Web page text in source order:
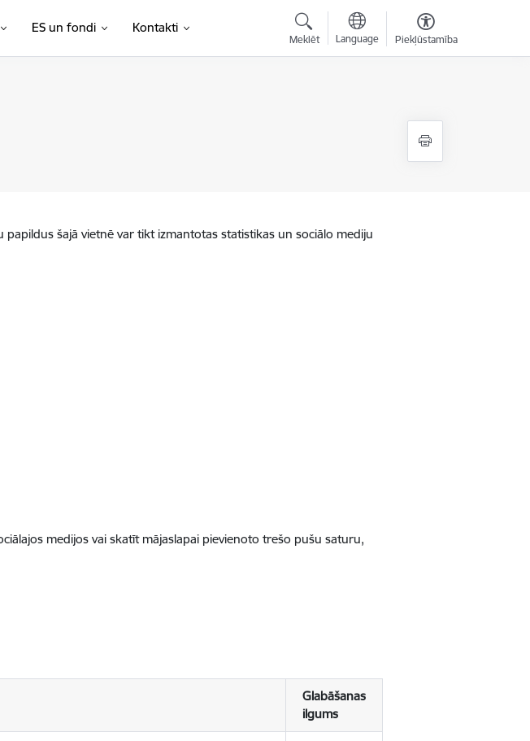
ES un fondi Kontakti
Meklēt Language Piekļūstamība
šajā vietnē var tikt izmantotas statistikas un sociālo mediju
medijos vai skatīt mājaslapai pievienoto trešo pušu saturu,
Glabāšanas
ilgums